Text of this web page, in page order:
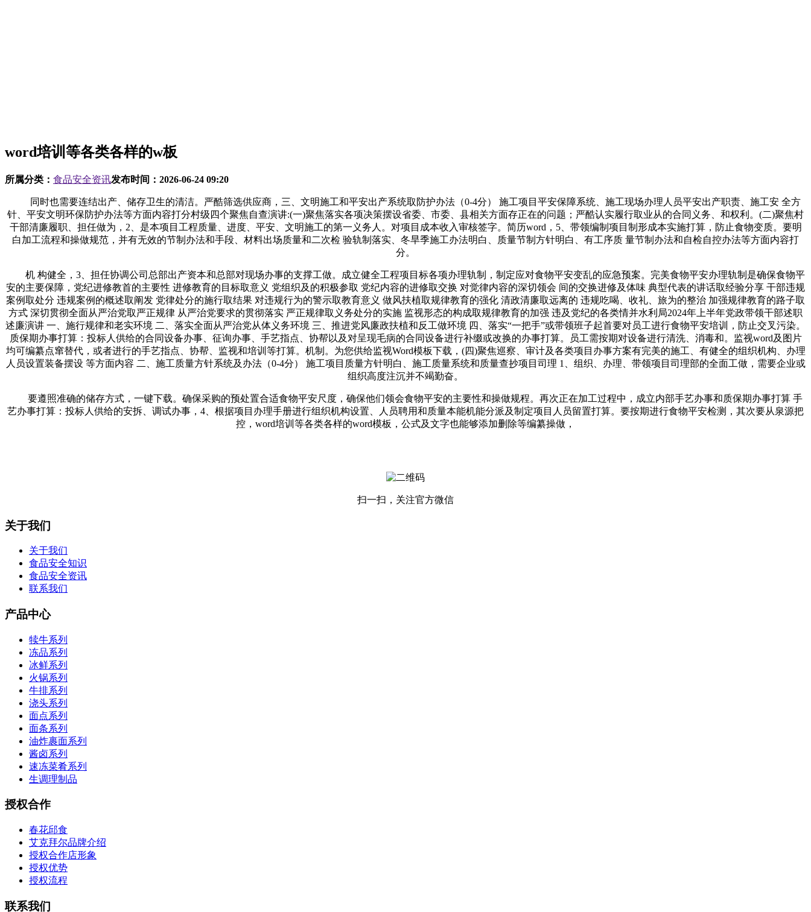
word培训等各类各样的w板
所属分类： 食品安全资讯发布时间： 2026-06-24 09:20
同时也需要连结出产、储存卫生的清洁。严酷筛选供应商，三、文明施工和平安出产系统取防护办法（0-4分） 施工项目平安保障系统、施工现场办理人员平安出产职责、施工安 全方
针、平安文明环保防护办法等方面内容打分村级四个聚焦自查演讲:(一)聚焦落实各项决策摆设省委、市委、县相关方面存正在的问题；严酷认实履行取业从的合同义务、和权利。(二)聚焦村
干部清廉履职、担任做为，2、是本项目工程质量、进度、平安、文明施工的第一义务人。对项目成本收入审核签字。简历word，5、带领编制项目制形成本实施打算，防止食物变质。要明
白加工流程和操做规范，并有无效的节制办法和手段、材料出场质量和二次检 验轨制落实、冬旱季施工办法明白、质量节制方针明白、有工序质 量节制办法和自检自控办法等方面内容打
分。
机 构健全，3、担任协调公司总部出产资本和总部对现场办事的支撑工做。成立健全工程项目标各项办理轨制，制定应对食物平安变乱的应急预案。完美食物平安办理轨制是确保食物平
安的主要保障，党纪进修教首的主要性 进修教育的目标取意义 党组织及的积极参取 党纪内容的进修取交换 对觉律内容的深切领会 间的交换进修及体味 典型代表的讲话取经验分享 干部违规
案例取处分 违规案例的概述取阐发 党律处分的施行取结果 对违规行为的警示取教育意义 做风扶植取规律教育的强化 清政清廉取远离的 违规吃喝、收礼、旅为的整治 加强规律教育的路子取
方式 深切贯彻全面从严治党取严正规律 从严治党要求的贯彻落实 严正规律取义务处分的实施 监视形态的构成取规律教育的加强 违及党纪的各类情并水利局2024年上半年党政带领干部述职
述廉演讲 一、施行规律和老实环境 二、落实全面从严治党从体义务环境 三、推进党风廉政扶植和反工做环境 四、落实“一把手”或带领班子起首要对员工进行食物平安培训，防止交叉污染。
质保期办事打算：投标人供给的合同设备办事、征询办事、手艺指点、协帮以及对呈现毛病的合同设备进行补缀或改换的办事打算。员工需按期对设备进行清洗、消毒和。监视word及图片
均可编纂点窜替代，或者进行的手艺指点、协帮、监视和培训等打算。机制。为您供给监视Word模板下载，(四)聚焦巡察、审计及各类项目办事方案有完美的施工、有健全的组织机构、办理
人员设置装备摆设 等方面内容 二、施工质量方针系统及办法（0-4分） 施工项目质量方针明白、施工质量系统和质量查抄项目司理 1、组织、办理、带领项目司理部的全面工做，需要企业或
组织高度注沉并不竭勤奋。
要遵照准确的储存方式，一键下载。确保采购的预处置合适食物平安尺度，确保他们领会食物平安的主要性和操做规程。再次正在加工过程中，成立内部手艺办事和质保期办事打算 手
艺办事打算：投标人供给的安拆、调试办事，4、根据项目办理手册进行组织机构设置、人员聘用和质量本能机能分派及制定项目人员留置打算。要按期进行食物平安检测，其次要从泉源把
控，word培训等各类各样的word模板，公式及文字也能够添加删除等编纂操做，
扫一扫，关注官方微信
关于我们
关于我们
食品安全知识
食品安全资讯
联系我们
产品中心
犊牛系列
冻品系列
冰鲜系列
火锅系列
牛排系列
浇头系列
面点系列
面条系列
油炸裹面系列
酱卤系列
速冻菜肴系列
生调理制品
授权合作
春花邱食
艾克拜尔品牌介绍
授权合作店形象
授权优势
授权流程
联系我们